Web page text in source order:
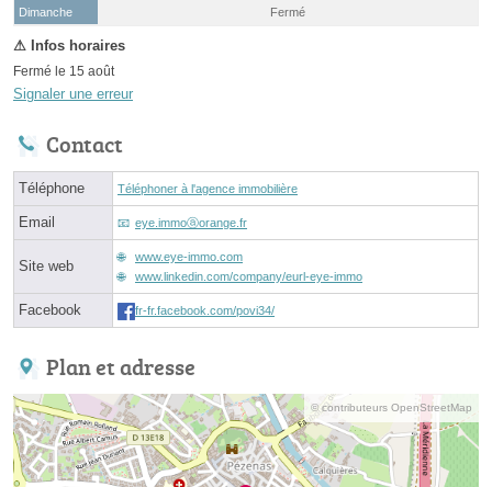
(15 août)
Dimanche
Fermé
Fermé le 15 août
Signaler une erreur
Contact
Téléphone Téléphoner à l'agence immobilière
Email eye.immoⓐorange.fr
Site web
www.eye-immo.com
www.linkedin.com/company/eurl-eye-immo
Facebook fr-fr.facebook.com/povi34/
Plan et adresse
© contributeurs OpenStreetMap